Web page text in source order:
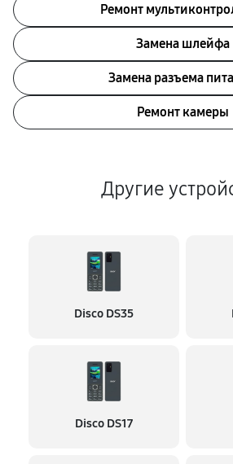
Ремонт
Замена шлейфа
Замена разъема
Ремонт камеры
Другие
Disco DS35
Disco DS17